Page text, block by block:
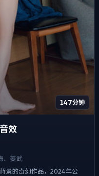
147分钟
效
、姜武
景的奇幻作品，2024年公